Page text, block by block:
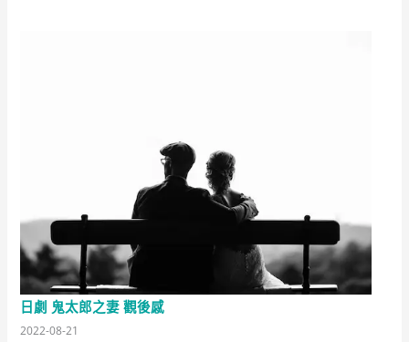
Dr.J
3
個
問
日劇 鬼太郎之妻 觀後感
2022-08-21